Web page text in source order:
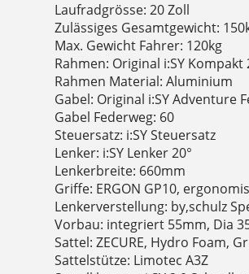
Laufradgrösse: 20 Zoll
Zulässiges Gesamtgewicht:
Max. Gewicht Fahrer: 120kg
Rahmen: Original i:SY Kompakt
Rahmen Material: Aluminium
Gabel: Original i:SY Adventure
Gabel Federweg: 60
Steuersatz: i:SY Steuersatz
Lenker: i:SY Lenker 20°
Lenkerbreite: 660mm
Griffe: ERGON GP10,
Lenkerverstellung: by,schulz
Vorbau: integriert 55mm, Dia
Sattel: ZECURE, Hydro Foam,
Sattelstütze: Limotec A3Z